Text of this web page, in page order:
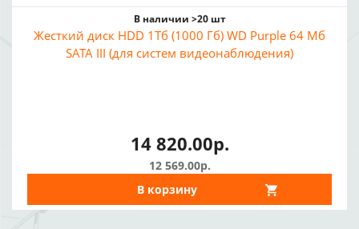
В наличии >20 шт
Жесткий диск HDD 1Тб (1000 Гб) WD Purple 64 Мб
SATA III (для систем видеонаблюдения)
14 820.00р.
12 569.00р.
В корзину